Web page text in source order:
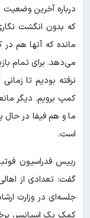
درباره آخرین وضعیت
که بدون انگشت
مانده که آنها هم در
می‌دهد. برای تمام
نرفته بودیم تا
کمپ برویم. دیگر
ما و هم فیفا در حال
است.
رییس فدراسیون
گفت: تعدادی از
جلسه‌ای در وزارت